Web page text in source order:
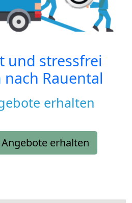
und stressfrei
nach Rauental
erhalten
erhalten